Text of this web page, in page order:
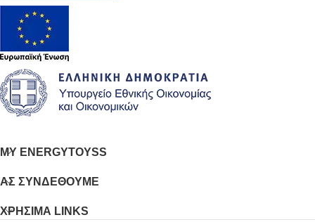
MY ENERGYTOYSS
ΑΣ ΣΥΝΔΕΘΟΥΜΕ
ΧΡΗΣΙΜΑ LINKS